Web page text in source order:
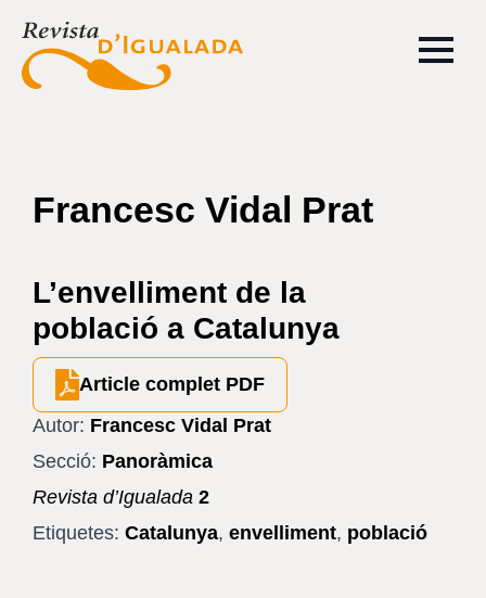
Francesc Vidal Prat
L’envelliment de la
població a Catalunya
Article complet PDF
Autor: Francesc Vidal Prat
Secció: Panoràmica
Revista d’Igualada 2
Etiquetes: Catalunya, envelliment, població